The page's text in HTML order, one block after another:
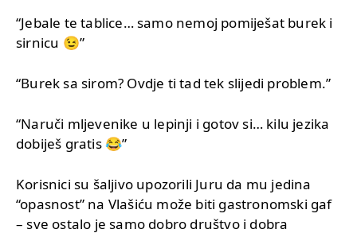
“Jebale te tablice… samo nemoj pomiješat burek i
sirnicu 😉”
“Burek sa sirom? Ovdje ti tad tek slijedi problem.”
“Naruči mljevenike u lepinji i gotov si… kilu jezika
dobiješ gratis 😂”
Korisnici su šaljivo upozorili Juru da mu jedina
“opasnost” na Vlašiću može biti gastronomski gaf
– sve ostalo je samo dobro društvo i dobra